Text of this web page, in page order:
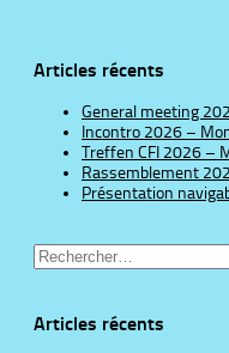
Articles récents
General meeting
Incontro 2026 –
Treffen CFI 2026 –
Rassemblement
Présentation
Rechercher :
Articles récents